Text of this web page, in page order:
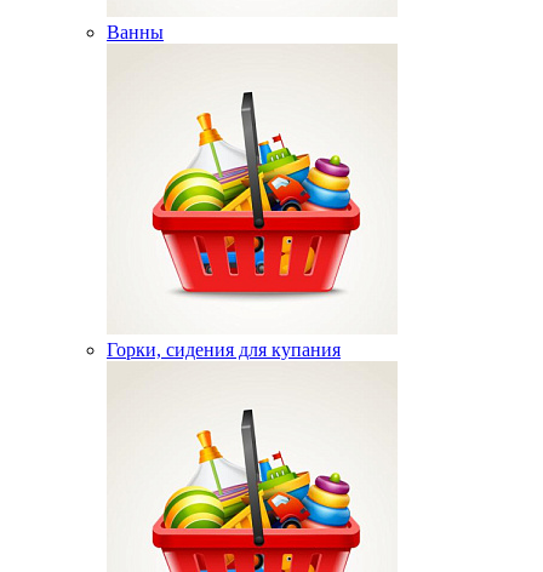
Ванны
Горки, сидения для купания